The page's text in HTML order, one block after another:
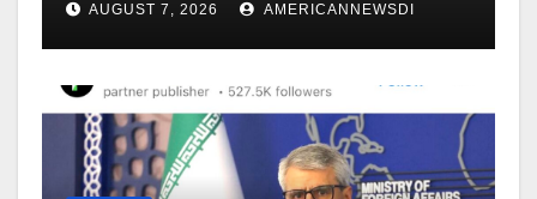
AUGUST 7, 2026 AMERICANNEWSDI